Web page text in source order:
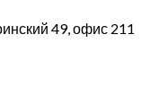
49, офис 211